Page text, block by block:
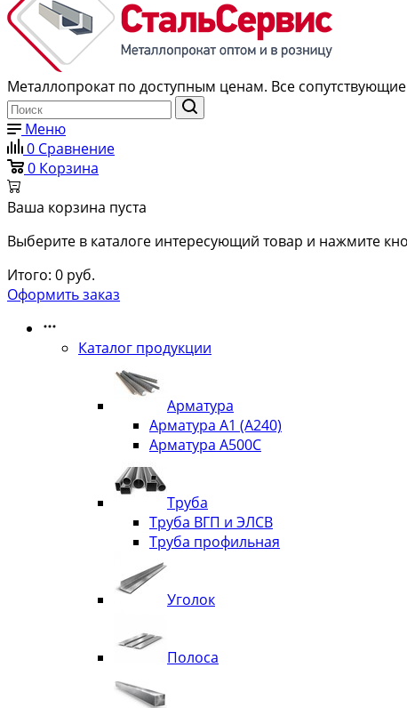
Металлопрокат по доступным ценам. Все
Меню
0 Сравнение
0 Корзина
Ваша корзина пуста
Выберите в каталоге интересующий товар и нажмите
Итого: 0 руб.
Оформить заказ
Каталог продукции
Арматура
Арматура А1 (А240)
Арматура А500С
Труба
Труба ВГП и ЭЛСВ
Труба профильная
Уголок
Полоса